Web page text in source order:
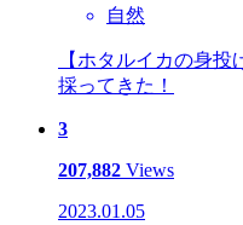
自然
【ホタルイカの身
採ってきた！
3
207,882 Views
2023.01.05